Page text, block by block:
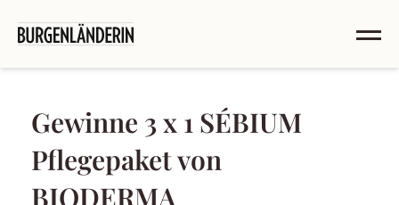
Gewinne 3 x 1 SÉBIUM
Pflegepaket von
BIODERMA